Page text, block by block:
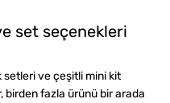
set seçenekleri
setleri ve çeşitli mini kit
birden fazla ürünü bir arada